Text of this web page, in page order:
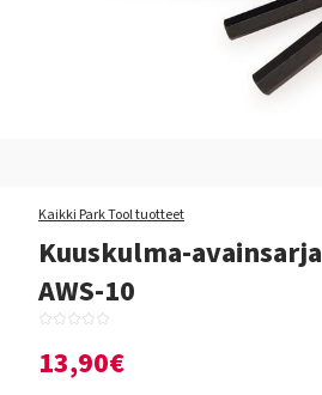
Kaikki Park Tool tuotteet
Kuuskulma-
AWS-10
13,90€